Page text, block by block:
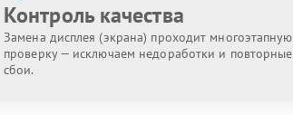
Контроль качества
Замена дисплея (экрана) проходит многоэтапную
проверку — исключаем недоработки и повторные
сбои.